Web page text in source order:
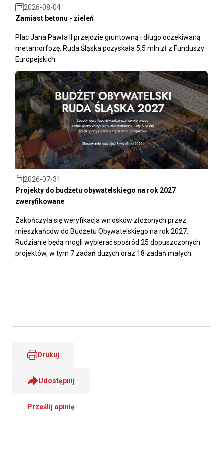
2026-08-04
Zamiast betonu - zieleń
Plac Jana Pawła II przejdzie gruntowną i długo oczekiwaną
metamorfozę. Ruda Śląska pozyskała 5,5 mln zł z Funduszy
Europejskich.
2026-07-31
Projekty do budżetu obywatelskiego na rok 2027
zweryfikowane
Zakończyła się weryfikacja wniosków złożonych przez
mieszkańców do Budżetu Obywatelskiego na rok 2027.
Rudzianie będą mogli wybierać spośród 25 dopuszczonych
projektów, w tym 7 zadań dużych oraz 18 zadań małych.
Drukuj
Udostępnij
Prześlij opinię